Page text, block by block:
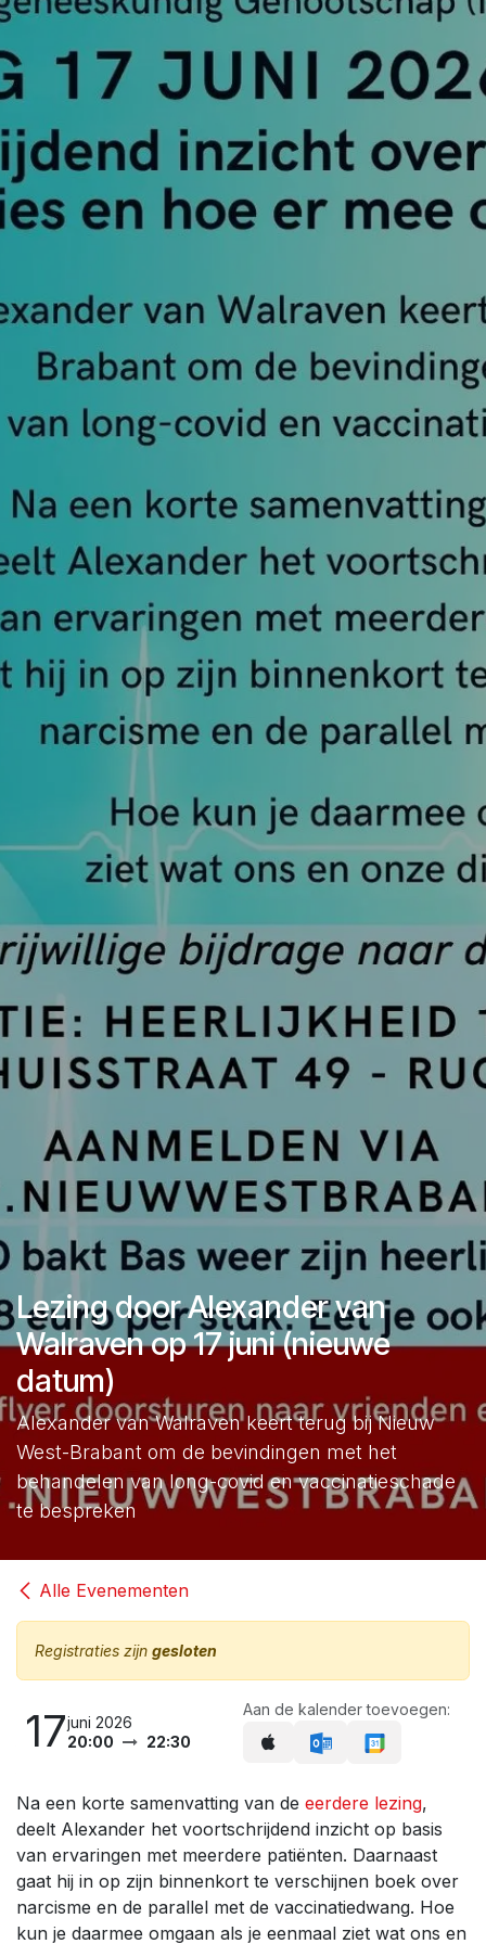
Lezing door Alexander van
Walraven op 17 juni (nieuwe
datum)
Alexander van Walraven keert terug bij Nieuw
West-Brabant om de bevindingen met het
behandelen van long-covid en vaccinatieschade
te bespreken
Alle Evenementen
Registraties zijn gesloten
17juni 2026
20:00
22:30
Aan de kalender toevoegen:
Na een korte samenvatting van de eerdere lezing,
deelt Alexander het voortschrijdend inzicht op basis
van ervaringen met meerdere patiënten. Daarnaast
gaat hij in op zijn binnenkort te verschijnen boek over
narcisme en de parallel met de vaccinatiedwang. Hoe
kun je daarmee omgaan als je eenmaal ziet wat ons en